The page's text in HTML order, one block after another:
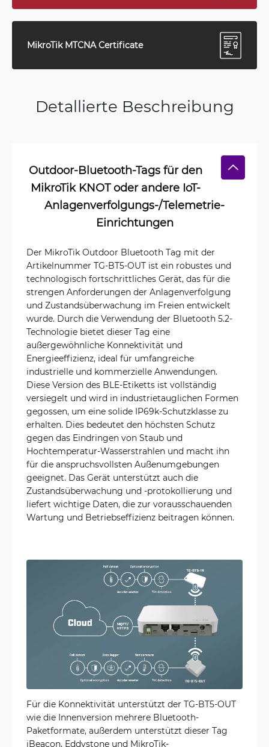
MikroTik MTCNA Certificate
Detallierte Beschreibung
Outdoor-Bluetooth-Tags für den
MikroTik KNOT oder andere IoT-
Anlagenverfolgungs-/Telemetrie-
Einrichtungen
Der MikroTik Outdoor Bluetooth Tag mit der
Artikelnummer TG-BT5-OUT ist ein robustes und
technologisch fortschrittliches Gerät, das für die
strengen Anforderungen der Anlagenverfolgung
und Zustandsüberwachung im Freien entwickelt
wurde. Durch die Verwendung der Bluetooth 5.2-
Technologie bietet dieser Tag eine
außergewöhnliche Konnektivität und
Energieeffizienz, ideal für umfangreiche
industrielle und kommerzielle Anwendungen.
Diese Version des BLE-Etiketts ist vollständig
versiegelt und wird in industrietauglichen Formen
gegossen, um eine solide IP69k-Schutzklasse zu
erhalten. Dies bedeutet den höchsten Schutz
gegen das Eindringen von Staub und
Hochtemperatur-Wasserstrahlen und macht ihn
für die anspruchsvollsten Außenumgebungen
geeignet. Das Gerät unterstützt auch die
Zustandsüberwachung und -protokollierung und
liefert wichtige Daten, die zur vorausschauenden
Wartung und Betriebseffizienz beitragen können.
Für die Konnektivität unterstützt der TG-BT5-OUT
wie die Innenversion mehrere Bluetooth-
Paketformate, außerdem unterstützt dieser Tag
iBeacon, Eddystone und MikroTik-